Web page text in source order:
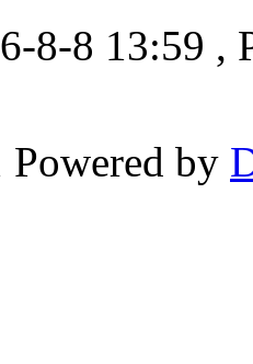
8-8 13:59 ,
by